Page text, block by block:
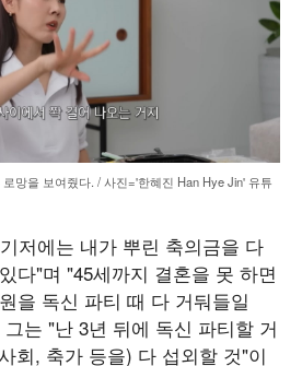
망을 보여줬다. / 사진='한혜진 Han Hye Jin' 유튜
저에는 내가 뿌린 축의금을 다
다"며 "45세까지 결혼을 못 하면
을 독신 파티 때 다 거둬들일
는 "난 3년 뒤에 독신 파티할 거
회, 축가 등을) 다 섭외할 것"이